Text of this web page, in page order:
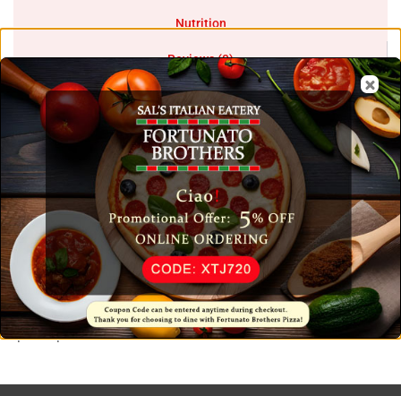
Nutrition
Reviews (0)
Porem ipsum dolor sit amet, consectetur adipiscing elit. In
ut ullamcorper leo, eget euismod orci. Cum sociis natoque
penatibus et magnis dis parturient montes nascetur
ridiculus mus. Vestibulum ultricies aliquam convallis
Maecenas ut tellus mi. Proin tincidunt, lectusu volutpat
mattis, ante metus lacinia tellus, vitae condimentum nulla
enim bibendum nibh. Praesent turpis risus, interdumnec
venenpretium sit amet purus et malesuada fames ac ante
ipsum primis in faucibus.